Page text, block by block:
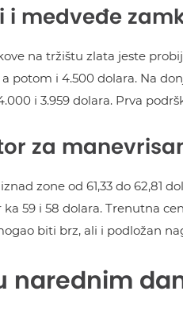
i medveđe
na tržištu zlata jeste
potom i 4.500 dolara. Na
i 3.959 dolara. Prva
za
zone od 61,33 do 62,81
59 i 58 dolara. Trenutna
biti brz, ali i podložan
narednim